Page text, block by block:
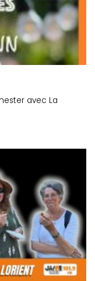
avec La